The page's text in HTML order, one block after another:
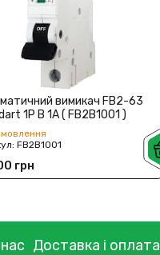
вимикач FB2-63
1P B 1А ( FB2B1001 )
FB2B1001
грн
Доставка і оплата